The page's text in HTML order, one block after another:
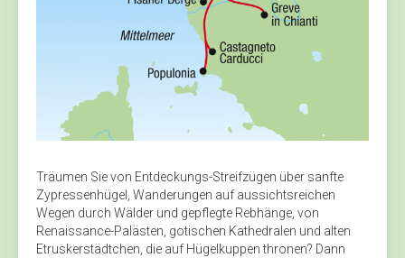
Träumen Sie von Entdeckungs-Streifzügen über sanfte
Zypressenhügel, Wanderungen auf aussichtsreichen
Wegen durch Wälder und gepflegte Rebhänge, von
Renaissance-Palästen, gotischen Kathedralen und alten
Etruskerstädtchen, die auf Hügelkuppen thronen? Dann